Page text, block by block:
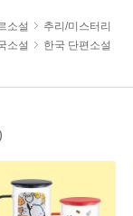
소설
추리/미스터리
소설 한국 단편소설